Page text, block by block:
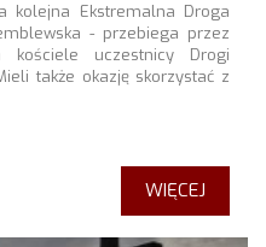
kolejna Ekstremalna Droga
- przebiega przez
uczestnicy Drogi
także okazję skorzystać z
WIĘCEJ